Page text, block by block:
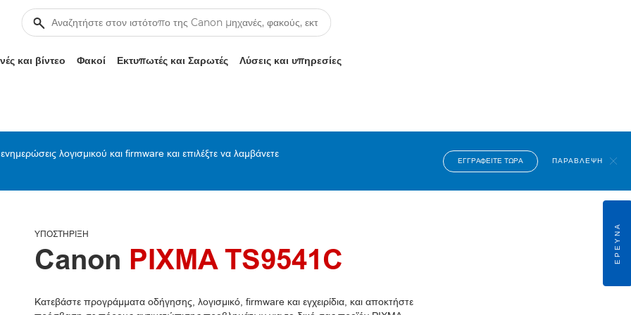
και βίντεο Φακοί Εκτυπωτές και Σαρωτές Λύσεις και υπηρεσίες
λογισμικού και firmware και επιλέξτε να λαμβάνετε
ΕΓΓΡΑΦΕΊΤΕ ΤΏΡΑ ΠΑΡΆΒΛΕΨΗ
ΥΠΟΣΤΉΡΙΞΗ
Canon PIXMA TS9541C
Κατεβάστε προγράμματα οδήγησης, λογισμικό, firmware και εγχειρίδια, και αποκτήστε
ΈΡΕΥΝΑ